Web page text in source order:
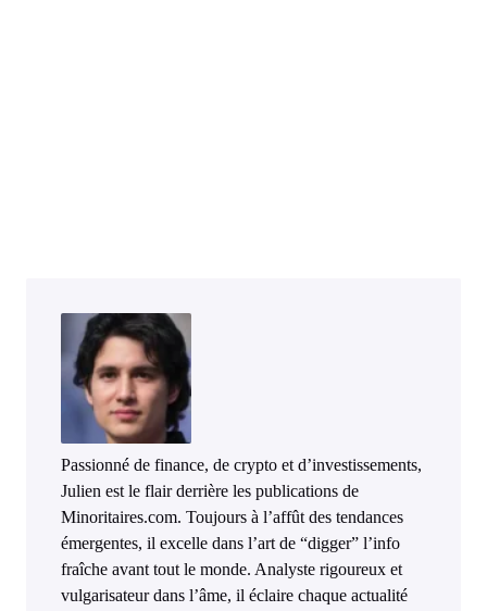
Passionné de finance, de crypto et d’investissements,
Julien est le flair derrière les publications de
Minoritaires.com. Toujours à l’affût des tendances
émergentes, il excelle dans l’art de “digger” l’info
fraîche avant tout le monde. Analyste rigoureux et
vulgarisateur dans l’âme, il éclaire chaque actualité